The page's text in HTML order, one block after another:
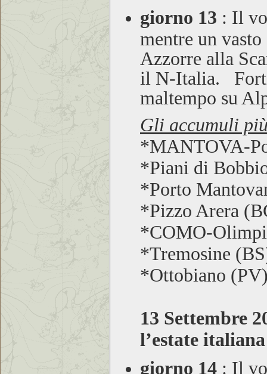
giorno 13 : Il
mentre un
Azzorre alla
il N-Italia. Forti
maltempo su
Gli accumuli
*MANTOVA-
*Piani di
*Porto
*Pizzo Arera
*COMO-
*Tremosine
*Ottobiano
13 Settembre
l’estate italiana
giorno 14 : Il